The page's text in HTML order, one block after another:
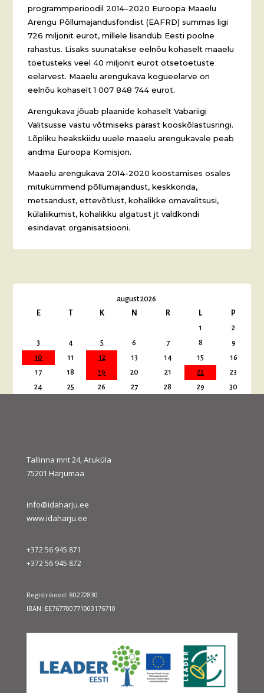
programmperioodil 2014–2020 Euroopa Maaelu
Arengu Põllumajandusfondist (EAFRD) summas ligi
726 miljonit eurot, millele lisandub Eesti poolne
rahastus. Lisaks suunatakse eelnõu kohaselt maaelu
toetusteks veel 40 miljonit eurot otsetoetuste
eelarvest. Maaelu arengukava kogueelarve on
eelnõu kohaselt 1 007 848 744 eurot.
Arengukava jõuab plaanide kohaselt Vabariigi
Valitsusse vastu võtmiseks pärast kooskõlastusringi.
Lõpliku heakskiidu uuele maaelu arengukavale peab
andma Euroopa Komisjon.
Maaelu arengukava 2014-2020 koostamises osales
mitukümmend põllumajandust, keskkonda,
metsandust, ettevõtlust, kohalikke omavalitsusi,
külaliikumist, kohalikku algatust jt valdkondi
esindavat organisatsiooni.
august 2026
E
T K N R L
P
1
2
3
4 5 6 7 8
9
10
11 12 13 14 15
16
17
18 19 20 21 22
23
24
25 26 27 28 29
30
Tallinna mnt 24, Aruküla
75201 Harjumaa
info@idaharju.ee
www.idaharju.ee
+372 56 945 871
+372 56 945 872
Registrikood: 80272830
IBAN: EE767700771003176710